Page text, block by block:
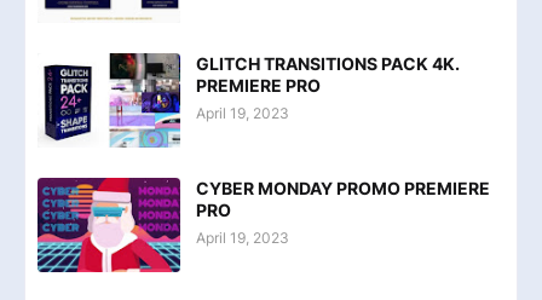
GLITCH TRANSITIONS PACK 4K.
PREMIERE PRO
April 19, 2023
CYBER MONDAY PROMO PREMIERE
PRO
April 19, 2023